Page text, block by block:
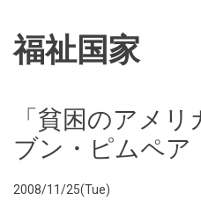
福祉国家
「貧困のアメ
ブン・ピムペア
2008/11/25(Tue)